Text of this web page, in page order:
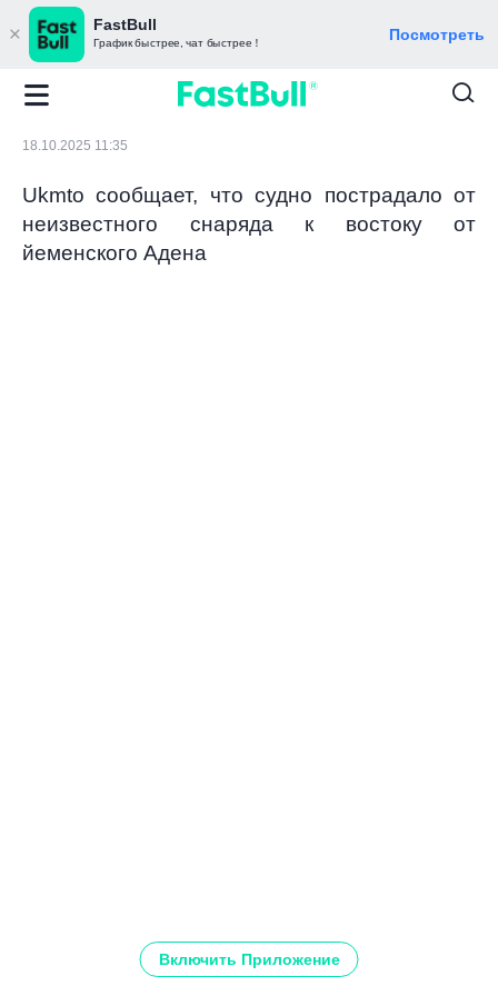
FastBull
График быстрее, чат быстрее！ Посмотреть
18.10.2025 11:35
Ukmto сообщает, что судно пострадало от
неизвестного снаряда к востоку от
йеменского Адена
Включить Приложение